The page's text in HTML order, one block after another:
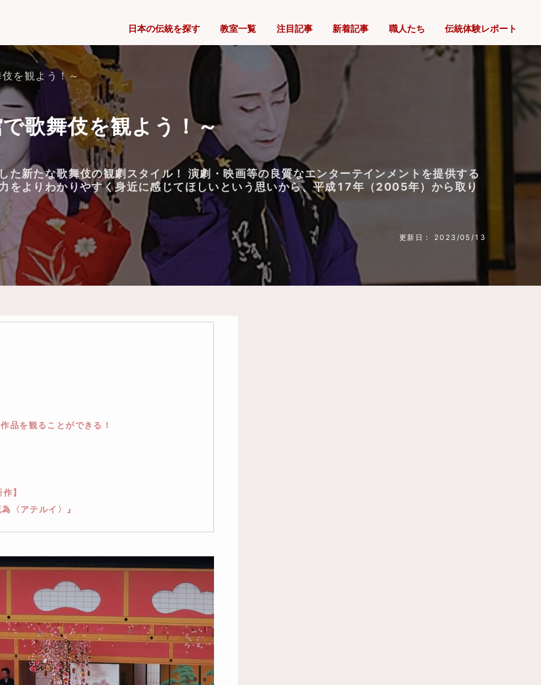
日本の伝統を探す 教室一覧 注目記事 新着記事 職人たち 伝統体験レポート
を観よう！～
歌舞伎を観よう！～
た新たな歌舞伎の観劇スタイル！ 演劇・映画等の良質なエンターテインメントを提供する
をよりわかりやすく身近に感じてほしいという思いから、平成17年（2005年）から取り
更新日： 2023/05/13
品を観ることができる！
】
〈アテルイ〉』